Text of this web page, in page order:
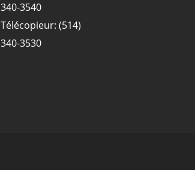
340-3540
Télécopieur: (514)
340-3530